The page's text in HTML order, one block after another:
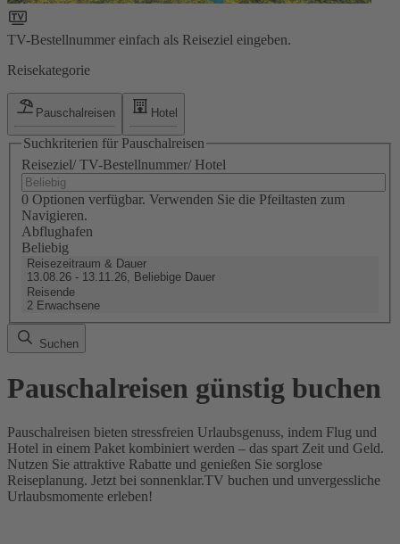
TV-Bestellnummer einfach als Reiseziel eingeben.
Reisekategorie
Pauschalreisen Hotel
Suchkriterien für Pauschalreisen
Reiseziel/ TV-Bestellnummer/ Hotel
0 Optionen verfügbar. Verwenden Sie die Pfeiltasten zum
Navigieren.
Abflughafen
Beliebig
Reisezeitraum & Dauer
13.08.26 - 13.11.26, Beliebige Dauer
Reisende
2 Erwachsene
Suchen
Pauschalreisen günstig buchen
Pauschalreisen bieten stressfreien Urlaubsgenuss, indem Flug und
Hotel in einem Paket kombiniert werden – das spart Zeit und Geld.
Nutzen Sie attraktive Rabatte und genießen Sie sorglose
Reiseplanung. Jetzt bei sonnenklar.TV buchen und unvergessliche
Urlaubsmomente erleben!